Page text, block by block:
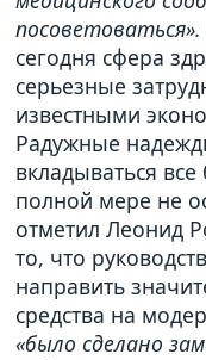
посоветоваться».
сегодня сфера
серьезные
известными
Радужные
вкладываться
полной мере не
отметил Леонид
то, что
направить
средства на
«было сделано